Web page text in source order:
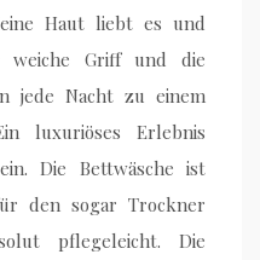
Haut liebt es und
Griff und die
jede Nacht zu einem
luxuriöses Erlebnis
Die Bettwäsche ist
den sogar Trockner
pflegeleicht. Die